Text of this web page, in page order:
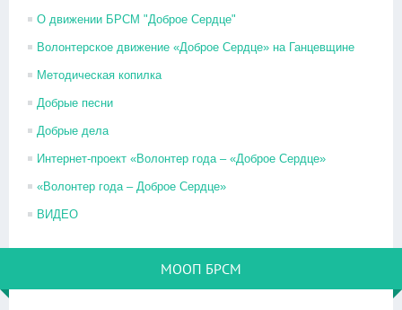
О движении БРСМ "Доброе Сердце"
Волонтерское движение «Доброе Сердце» на Ганцевщине
Методическая копилка
Добрые песни
Добрые дела
Интернет-проект «Волонтер года – «Доброе Сердце»
«Волонтер года – Доброе Сердце»
ВИДЕО
МООП БРСМ